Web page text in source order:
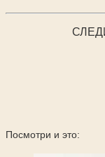
Посмотри и это: